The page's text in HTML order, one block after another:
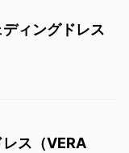
ィングドレス
ス（VERA